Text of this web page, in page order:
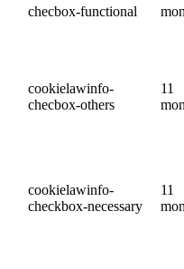
checbox-functional
cookielawinfo-
checbox-others
11
cookielawinfo-
checkbox-necessary
11